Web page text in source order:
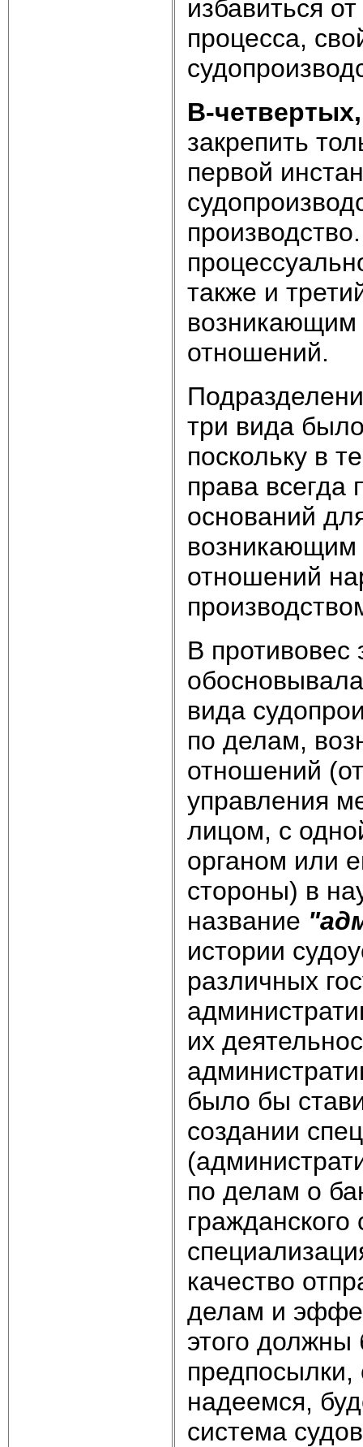
избавиться
процесса,
В-четвертых,
закрепить
первой
также и
возникающим
отношений.
три вида
поскольку в
права всегда
оснований
возникающим
отношений
В противовес
вида
по делам,
отношений
управления
лицом, с
органом или
стороны) в
название
истории
различных
их
было бы
создании
по делам о
качество
делам и
этого должны
предпосылки,
надеемся,
система